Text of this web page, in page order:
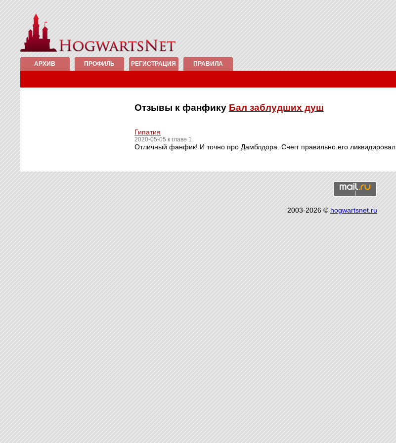
АРХИВ ПРОФИЛЬ РЕГИСТРАЦИЯ ПРАВИЛА
Отзывы к фанфику Бал заблудших душ
Гипатия
2020-05-05 к главе 1
Отличный фанфик! И точно про Дамблдора. Снегг правильно его ликвидировал.
2003-2026 ©hogwartsnet.ru